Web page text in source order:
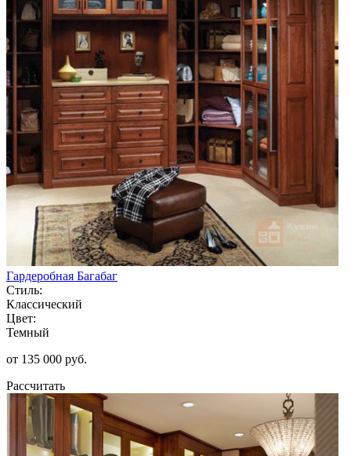
Гардеробная Багабаг
Стиль:
Классический
Цвет:
Темный
от 135 000 руб.
Рассчитать